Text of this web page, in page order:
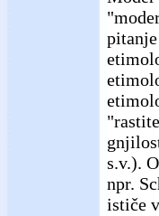
s.v.).
npr.
ističe